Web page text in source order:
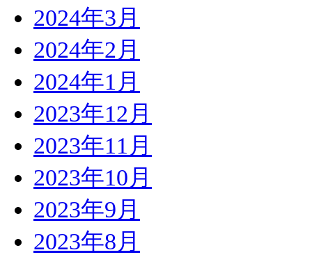
2024年3月
2024年2月
2024年1月
2023年12月
2023年11月
2023年10月
2023年9月
2023年8月